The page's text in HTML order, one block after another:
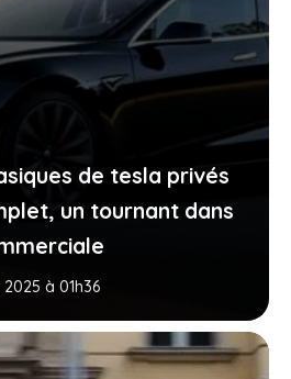
de tesla privés
un tournant dans
à 01h36